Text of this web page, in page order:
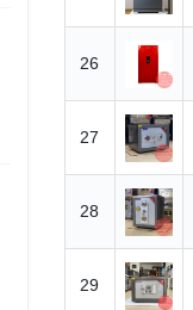
26
27
28
29